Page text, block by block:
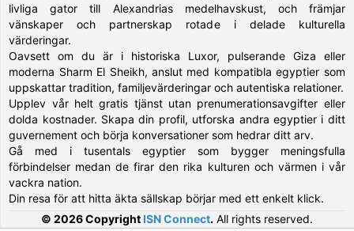
livliga gator till Alexandrias medelhavskust, och främjar
vänskaper och partnerskap rotade i delade kulturella
värderingar.
Oavsett om du är i historiska Luxor, pulserande Giza eller
moderna Sharm El Sheikh, anslut med kompatibla egyptier som
uppskattar tradition, familjevärderingar och autentiska relationer.
Upplev vår helt gratis tjänst utan prenumerationsavgifter eller
dolda kostnader. Skapa din profil, utforska andra egyptier i ditt
guvernement och börja konversationer som hedrar ditt arv.
Gå med i tusentals egyptier som bygger meningsfulla
förbindelser medan de firar den rika kulturen och värmen i vår
vackra nation.
Din resa för att hitta äkta sällskap börjar med ett enkelt klick.
© 2026 Copyright ISN Connect. All rights reserved.